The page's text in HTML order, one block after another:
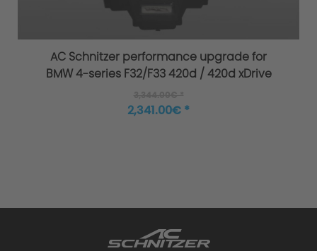
AC Schnitzer performance upgrade for
BMW 4-series F32/F33 420d / 420d xDrive
2,341.00€ *